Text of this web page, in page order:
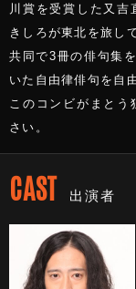
川賞を受賞した又
きしろが東北を旅し
共同で3冊の俳句集
いた自由律俳句を自
このコンビがまと
さい。
CAST 出演者